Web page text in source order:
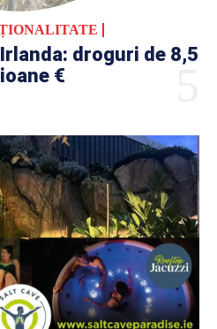
droguri de 8,5
€